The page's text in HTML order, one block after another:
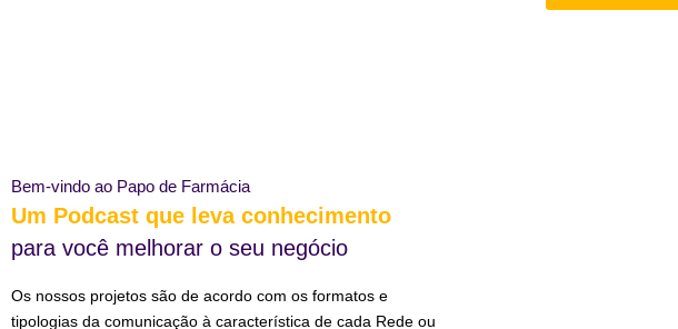
Bem-vindo ao Papo de Farmácia
Um Podcast que leva conhecimento
para você melhorar o seu negócio
Os nossos projetos são de acordo com os formatos e
tipologias da comunicação à característica de cada Rede ou